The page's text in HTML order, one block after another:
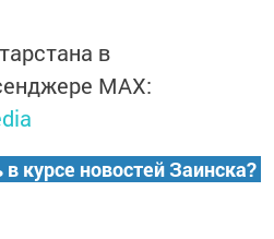
в
MАХ:
курсе новостей Заинска?